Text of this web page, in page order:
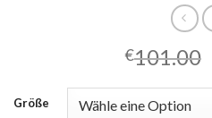
€101.00
Größe